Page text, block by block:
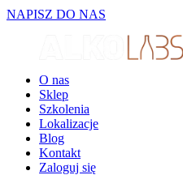
NAPISZ DO NAS
O nas
Sklep
Szkolenia
Lokalizacje
Blog
Kontakt
Zaloguj się